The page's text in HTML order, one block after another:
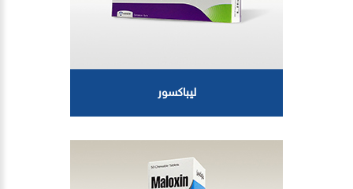
ليباكسور